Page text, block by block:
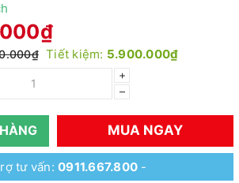
Tiết kiệm: 5.900.000₫
+
–
MUA NGAY
tư vấn:0911.667.800 -